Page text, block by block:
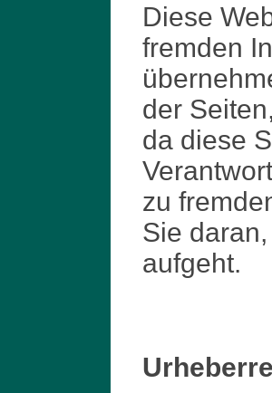
Diese
fremden
der
da diese
zu
Sie
aufgeht.